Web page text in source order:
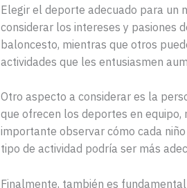
Elegir el deporte adecuado para un
considerar los intereses y pasiones
baloncesto, mientras que otros
actividades que les entusiasmen
Otro aspecto a considerar es la
que ofrecen los deportes en
importante observar cómo cada
tipo de actividad podría ser más
Finalmente, también es